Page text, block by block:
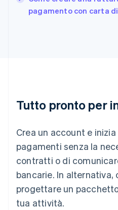
pagamento con carta
Tutto pronto per
Crea un account e
pagamenti senza la
contratti o di
bancarie. In
progettare un
tua attività.
Irlanda
English
FrançaisDeutschEnglish
English简体中文
Malta
English
Messico
Español English
Norvegia